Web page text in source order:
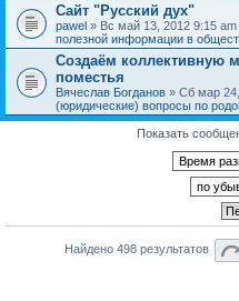
Сайт "Русский дух"
pawel » Вс май 13, 2012 9:15
полезной информации в
Создаём коллективную
поместья
Вячеслав Богданов » Сб мар
(юридические) вопросы по
Показать
Найдено 498 результатов